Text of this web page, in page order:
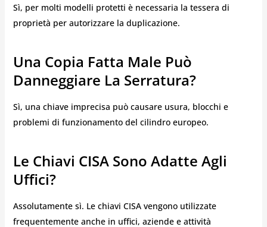
Sì, per molti modelli protetti è necessaria la tessera di
proprietà per autorizzare la duplicazione.
Una Copia Fatta Male Può
Danneggiare La Serratura?
Sì, una chiave imprecisa può causare usura, blocchi e
problemi di funzionamento del cilindro europeo.
Le Chiavi CISA Sono Adatte Agli
Uffici?
Assolutamente sì. Le chiavi CISA vengono utilizzate
frequentemente anche in uffici, aziende e attività